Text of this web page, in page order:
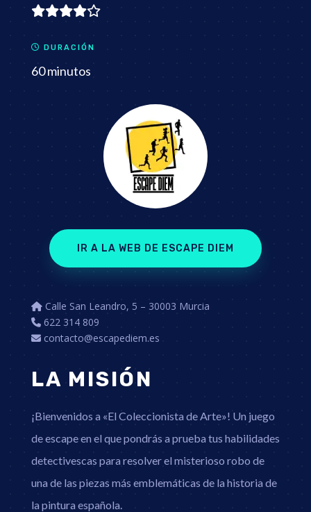
DURACIÓN
60 minutos
IR A LA WEB DE ESCAPE DIEM
Calle San Leandro, 5 – 30003 Murcia
622 314 809
contacto@escapediem.es
LA MISIÓN
¡Bienvenidos a «El Coleccionista de Arte»! Un juego
de escape en el que pondrás a prueba tus habilidades
detectivescas para resolver el misterioso robo de
una de las piezas más emblemáticas de la historia de
la pintura española.